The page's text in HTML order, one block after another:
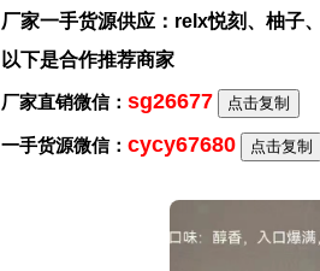
厂家一手货源供应：relx悦刻、柚子
以下是合作推荐商家
厂家直销微信： sg26677 点击复制
一手货源微信： cycy67680 点击复制